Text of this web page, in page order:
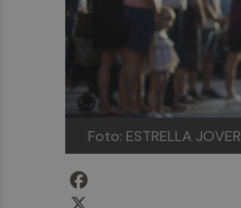
Foto: ESTRELLA JOVER